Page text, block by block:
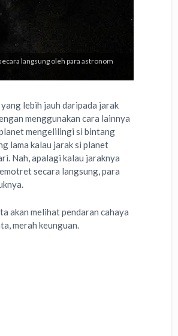
langsung oleh para astronom
lebih jauh daripada jarak
menggunakan cara lainnya
mengelilingi si bintang
lama kalau jarak si planet
Nah, apalagi kalau jaraknya
secara langsung, para
akan melihat pendaran cahaya
merah keunguan.